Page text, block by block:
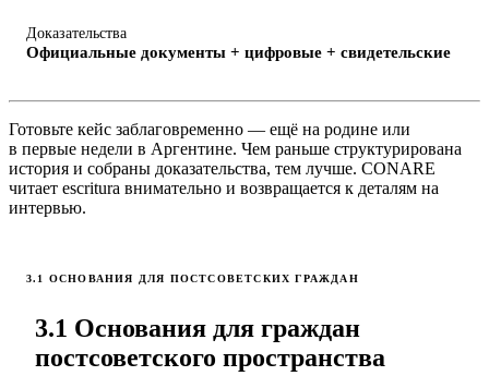
Доказательства
Официальные документы + цифровые + свидетельские
Готовьте кейс заблаговременно — ещё на родине или
в первые недели в Аргентине. Чем раньше структурирована
история и собраны доказательства, тем лучше. CONARE
читает escritura внимательно и возвращается к деталям на
интервью.
3.1 ОСНОВАНИЯ ДЛЯ ПОСТСОВЕТСКИХ ГРАЖДАН
3.1 Основания для граждан
постсоветского пространства